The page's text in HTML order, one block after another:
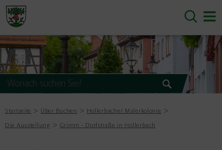
Startseite Über Buchen Hollerbacher Malerkolonie
Die Ausstellung Grimm - Dorfstraße in Hollerbach